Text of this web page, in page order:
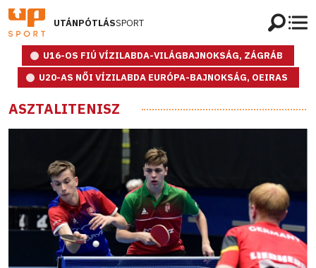
UTÁNPÓTLÁSSPORT
U16-OS FIÚ VÍZILABDA-VILÁGBAJNOKSÁG, ZÁGRÁB
U20-AS NŐI VÍZILABDA EURÓPA-BAJNOKSÁG, OEIRAS
ASZTALITENISZ